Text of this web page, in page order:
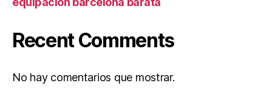
Recent Comments
No hay comentarios que mostrar.